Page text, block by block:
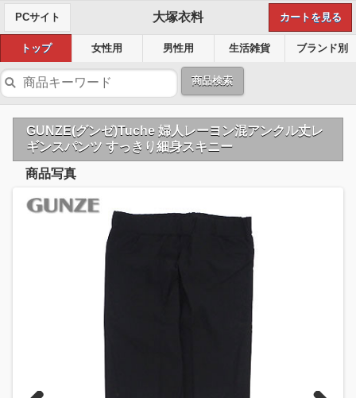
PCサイト 大塚衣料 カートを見る
トップ 女性用 男性用 生活雑貨 ブランド別
商品検索
GUNZE(グンゼ)Tuche 婦人レーヨン混アンクル丈レ
ギンスパンツ すっきり細身スキニー
商品写真